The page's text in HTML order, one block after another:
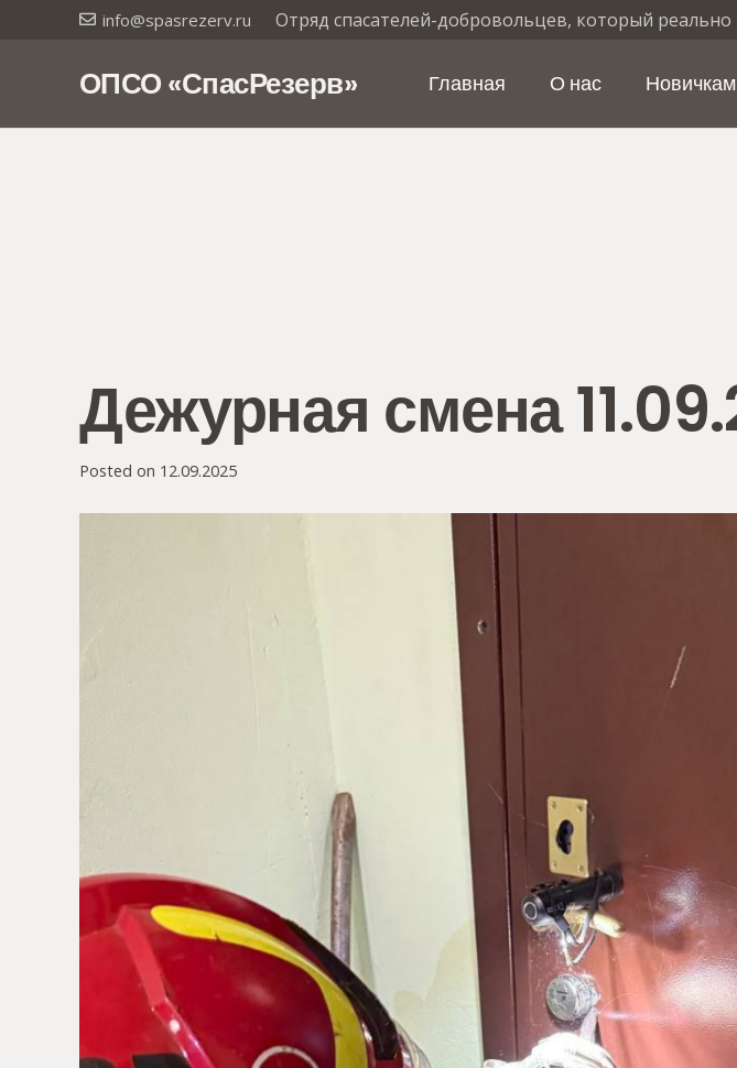
info@spasrezerv.ru Отряд спасателей-добровольцев, который
ОПСО «СпасРезерв» Главная О нас Новичкам
Дежурная смена
Posted on 12.09.2025